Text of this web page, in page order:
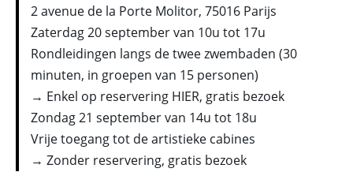
2 avenue de la Porte Molitor, 75016 Parijs
Zaterdag 20 september van 10u tot 17u
Rondleidingen langs de twee zwembaden (30
minuten, in groepen van 15 personen)
→ Enkel op reservering HIER, gratis bezoek
Zondag 21 september van 14u tot 18u
Vrije toegang tot de artistieke cabines
→ Zonder reservering, gratis bezoek